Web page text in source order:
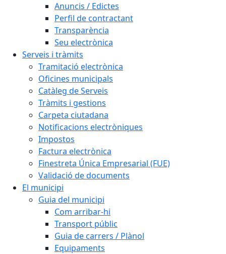
Anuncis / Edictes
Perfil de contractant
Transparència
Seu electrònica
Serveis i tràmits
Tramitació electrònica
Oficines municipals
Catàleg de Serveis
Tràmits i gestions
Carpeta ciutadana
Notificacions electròniques
Impostos
Factura electrònica
Finestreta Única Empresarial (FUE)
Validació de documents
El municipi
Guia del municipi
Com arribar-hi
Transport públic
Guia de carrers / Plànol
Equipaments